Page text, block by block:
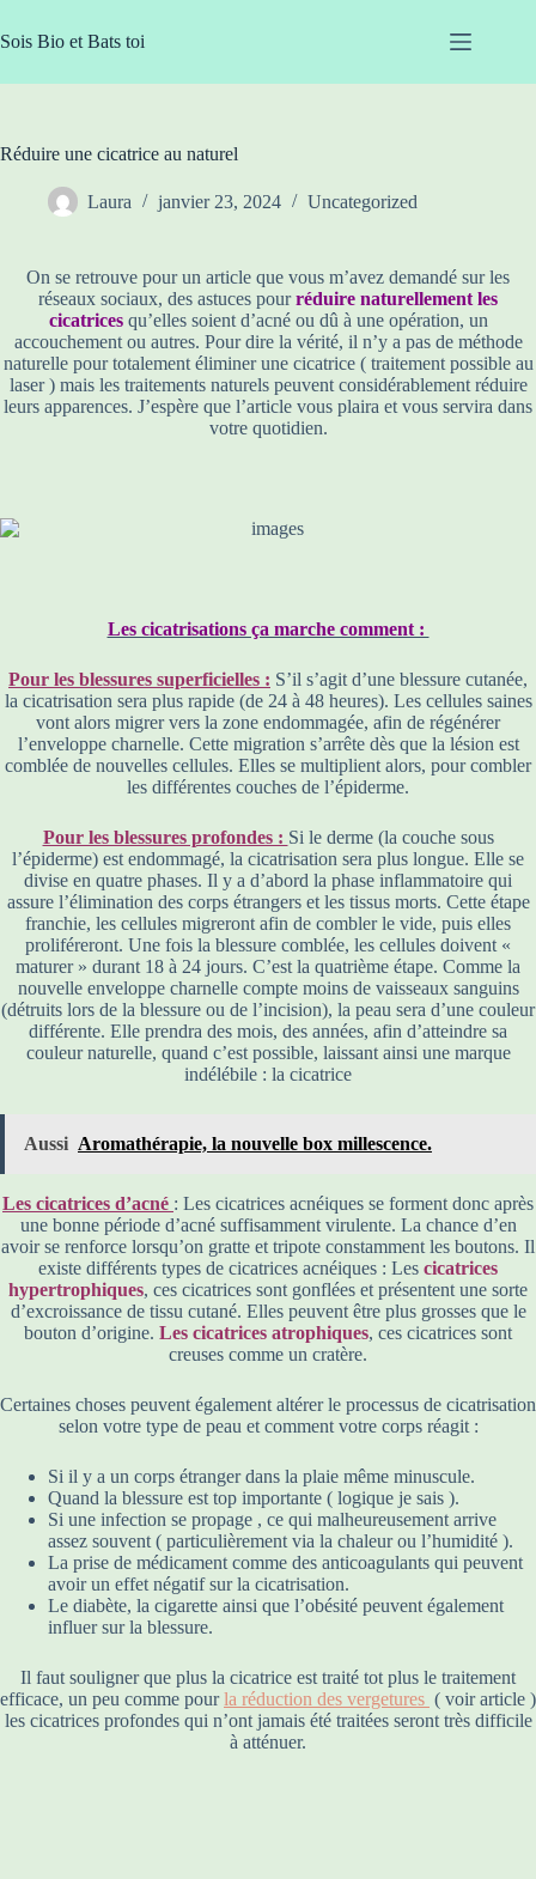
au
contenu
Sois Bio et Bats toi
Réduire une cicatrice au naturel
Laura janvier 23, 2024 Uncategorized
On se retrouve pour un article que vous m’avez demandé sur les
réseaux sociaux, des astuces pourréduire naturellement les
cicatricesqu’elles soient d’acné ou dû à une opération, un
accouchement ou autres. Pour dire la vérité, il n’y a pas de méthode
naturelle pour totalement éliminer une cicatrice ( traitement possible au
laser ) mais les traitements naturels peuvent considérablement réduire
leurs apparences. J’espère que l’article vous plaira et vous servira dans
votre quotidien.
Les cicatrisations ça marche comment :
Pour les blessures superficielles : S’il s’agit d’une blessure cutanée,
la cicatrisation sera plus rapide (de 24 à 48 heures). Les cellules saines
vont alors migrer vers la zone endommagée, afin de régénérer
l’enveloppe charnelle. Cette migration s’arrête dès que la lésion est
comblée de nouvelles cellules. Elles se multiplient alors, pour combler
les différentes couches de l’épiderme.
Pour les blessures profondes : Si le derme (la couche sous
l’épiderme) est endommagé, la cicatrisation sera plus longue. Elle se
divise en quatre phases. Il y a d’abord la phase inflammatoire qui
assure l’élimination des corps étrangers et les tissus morts. Cette étape
franchie, les cellules migreront afin de combler le vide, puis elles
proliféreront. Une fois la blessure comblée, les cellules doivent «
maturer » durant 18 à 24 jours. C’est la quatrième étape. Comme la
nouvelle enveloppe charnelle compte moins de vaisseaux sanguins
(détruits lors de la blessure ou de l’incision), la peau sera d’une couleur
différente. Elle prendra des mois, des années, afin d’atteindre sa
couleur naturelle, quand c’est possible, laissant ainsi une marque
indélébile : la cicatrice
Aussi Aromathérapie, la nouvelle box millescence.
Les cicatrices d’acné : Les cicatrices acnéiques se forment donc après
une bonne période d’acné suffisamment virulente. La chance d’en
avoir se renforce lorsqu’on gratte et tripote constamment les boutons. Il
existe différents types de cicatrices acnéiques : Les cicatrices
hypertrophiques, ces cicatrices sont gonflées et présentent une sorte
d’excroissance de tissu cutané. Elles peuvent être plus grosses que le
bouton d’origine. Les cicatrices atrophiques, ces cicatrices sont
creuses comme un cratère.
Certaines choses peuvent également altérer le processus de cicatrisation
selon votre type de peau et comment votre corps réagit :
Si il y a un corps étranger dans la plaie même minuscule.
Quand la blessure est top importante ( logique je sais ).
Si une infection se propage , ce qui malheureusement arrive
assez souvent ( particulièrement via la chaleur ou l’humidité ).
La prise de médicament comme des anticoagulants qui peuvent
avoir un effet négatif sur la cicatrisation.
Le diabète, la cigarette ainsi que l’obésité peuvent également
influer sur la blessure.
Il faut souligner que plus la cicatrice est traité tot plus le traitement
efficace, un peu comme pourla réduction des vergetures ( voir article )
les cicatrices profondes qui n’ont jamais été traitées seront très difficile
à atténuer.